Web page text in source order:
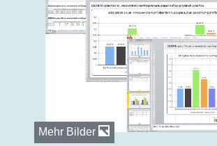
Mehr Bilder